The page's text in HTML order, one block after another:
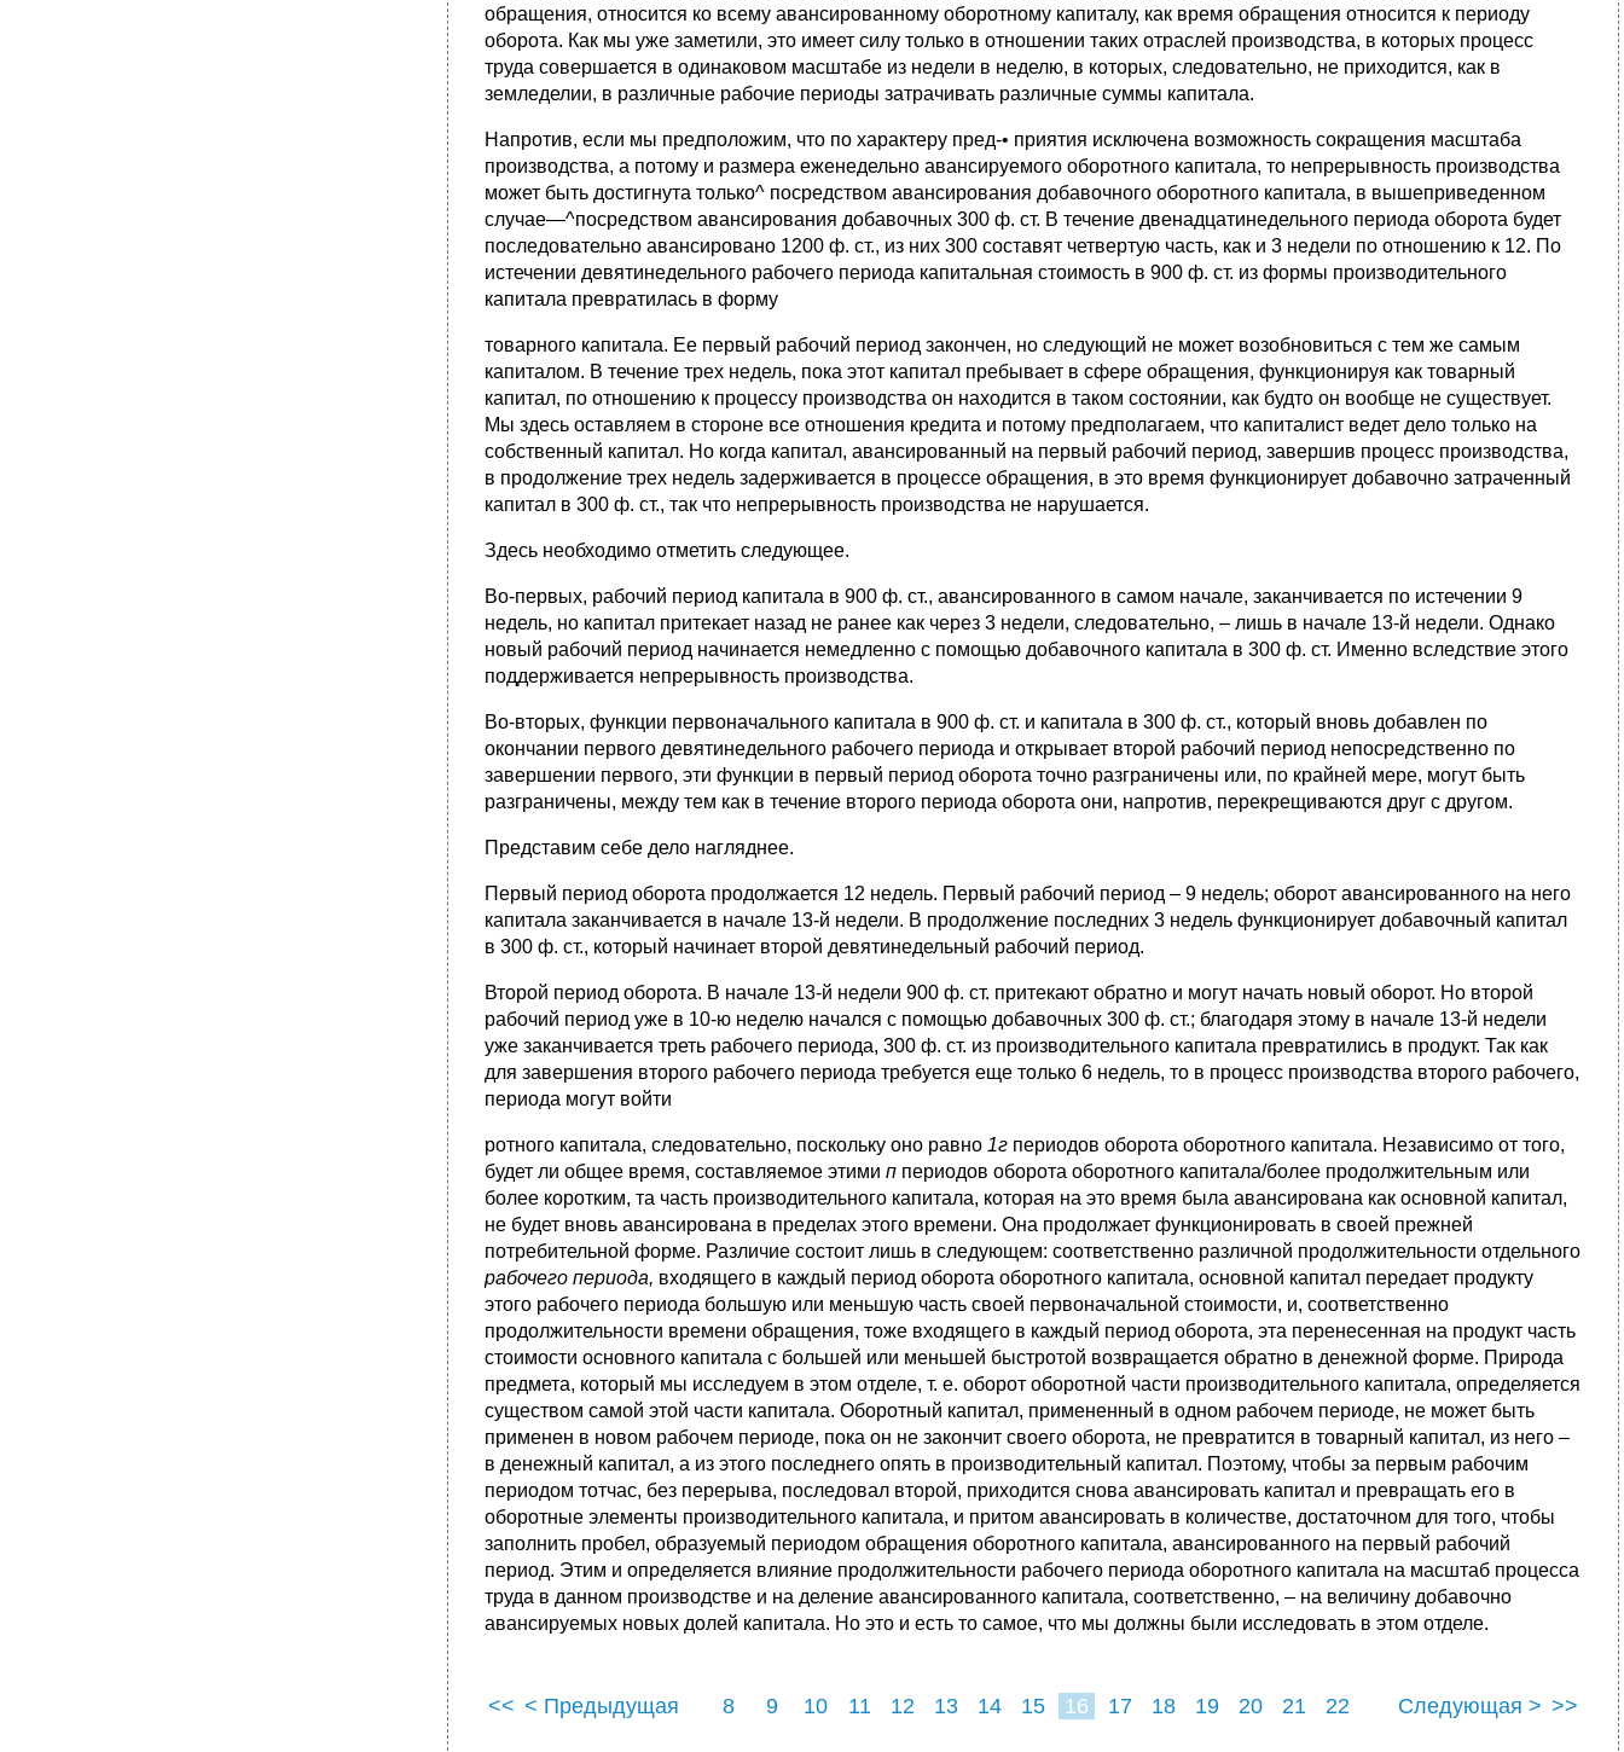
обращения, относится ко всему авансированному оборотному капиталу, как время обращения относится к периоду
оборота. Как мы уже заметили, это имеет силу только в отношении таких отраслей производства, в которых процесс
труда совершается в одинаковом масштабе из недели в неделю, в которых, следовательно, не приходится, как в
земледелии, в различные рабочие периоды затрачивать различные суммы капитала.
Напротив, если мы предположим, что по характеру пред-• приятия исключена возможность сокращения масштаба
производства, а потому и размера еженедельно авансируемого оборотного капитала, то непрерывность производства
может быть достигнута только^ посредством авансирования добавочного оборотного капитала, в вышеприведенном
случае—^посредством авансирования добавочных 300 ф. ст. В течение двенадцатинедельного периода оборота будет
последовательно авансировано 1200 ф. ст., из них 300 составят четвертую часть, как и 3 недели по отношению к 12. По
истечении девятинедельного рабочего периода капитальная стоимость в 900 ф. ст. из формы производительного
капитала превратилась в форму
товарного капитала. Ее первый рабочий период закончен, но следующий не может возобновиться с тем же самым
капиталом. В течение трех недель, пока этот капитал пребывает в сфере обращения, функционируя как товарный
капитал, по отношению к процессу производства он находится в таком состоянии, как будто он вообще не существует.
Мы здесь оставляем в стороне все отношения кредита и потому предполагаем, что капиталист ведет дело только на
собственный капитал. Но когда капитал, авансированный на первый рабочий период, завершив процесс производства,
в продолжение трех недель задерживается в процессе обращения, в это время функционирует добавочно затраченный
капитал в 300 ф. ст., так что непрерывность производства не нарушается.
Здесь необходимо отметить следующее.
Во-первых, рабочий период капитала в 900 ф. ст., авансированного в самом начале, заканчивается по истечении 9
недель, но капитал притекает назад не ранее как через 3 недели, следовательно, – лишь в начале 13-й недели. Однако
новый рабочий период начинается немедленно с помощью добавочного капитала в 300 ф. ст. Именно вследствие этого
поддерживается непрерывность производства.
Во-вторых, функции первоначального капитала в 900 ф. ст. и капитала в 300 ф. ст., который вновь добавлен по
окончании первого девятинедельного рабочего периода и открывает второй рабочий период непосредственно по
завершении первого, эти функции в первый период оборота точно разграничены или, по крайней мере, могут быть
разграничены, между тем как в течение второго периода оборота они, напротив, перекрещиваются друг с другом.
Представим себе дело нагляднее.
Первый период оборота продолжается 12 недель. Первый рабочий период – 9 недель; оборот авансированного на него
капитала заканчивается в начале 13-й недели. В продолжение последних 3 недель функционирует добавочный капитал
в 300 ф. ст., который начинает второй девятинедельный рабочий период.
Второй период оборота. В начале 13-й недели 900 ф. ст. притекают обратно и могут начать новый оборот. Но второй
рабочий период уже в 10-ю неделю начался с помощью добавочных 300 ф. ст.; благодаря этому в начале 13-й недели
уже заканчивается треть рабочего периода, 300 ф. ст. из производительного капитала превратились в продукт. Так как
для завершения второго рабочего периода требуется еще только 6 недель, то в процесс производства второго рабочего,
периода могут войти
ротного капитала, следовательно, поскольку оно равно 1г периодов оборота оборотного капитала. Независимо от того,
будет ли общее время, составляемое этими п периодов оборота оборотного капитала/более продолжительным или
более коротким, та часть производительного капитала, которая на это время была авансирована как основной капитал,
не будет вновь авансирована в пределах этого времени. Она продолжает функционировать в своей прежней
потребительной форме. Различие состоит лишь в следующем: соответственно различной продолжительности отдельного
рабочего периода, входящего в каждый период оборота оборотного капитала, основной капитал передает продукту
этого рабочего периода большую или меньшую часть своей первоначальной стоимости, и, соответственно
продолжительности времени обращения, тоже входящего в каждый период оборота, эта перенесенная на продукт часть
стоимости основного капитала с большей или меньшей быстротой возвращается обратно в денежной форме. Природа
предмета, который мы исследуем в этом отделе, т. е. оборот оборотной части производительного капитала, определяется
существом самой этой части капитала. Оборотный капитал, примененный в одном рабочем периоде, не может быть
применен в новом рабочем периоде, пока он не закончит своего оборота, не превратится в товарный капитал, из него –
в денежный капитал, а из этого последнего опять в производительный капитал. Поэтому, чтобы за первым рабочим
периодом тотчас, без перерыва, последовал второй, приходится снова авансировать капитал и превращать его в
оборотные элементы производительного капитала, и притом авансировать в количестве, достаточном для того, чтобы
заполнить пробел, образуемый периодом обращения оборотного капитала, авансированного на первый рабочий
период. Этим и определяется влияние продолжительности рабочего периода оборотного капитала на масштаб процесса
труда в данном производстве и на деление авансированного капитала, соответственно, – на величину добавочно
авансируемых новых долей капитала. Но это и есть то самое, что мы должны были исследовать в этом отделе.
<< < Предыдущая 8 9 10 11 12 13 14 15 16 17 18 19 20 21 22 Следующая > >>